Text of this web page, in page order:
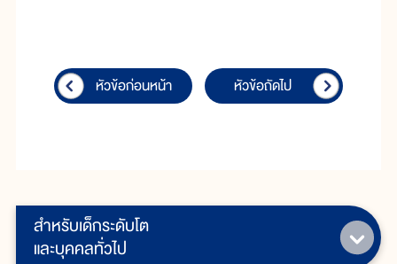
สำหรับเด็กระดับโต
และบุคคลทั่วไป
หัวข้อก่อนหน้า หัวข้อถัดไป